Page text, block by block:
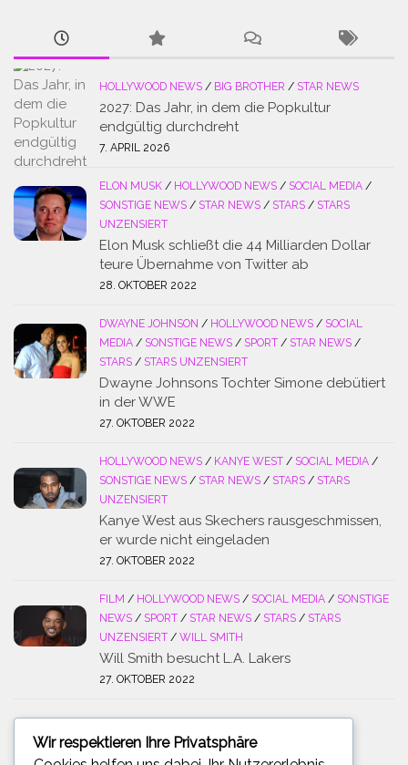
HOLLYWOOD NEWS / BIG BROTHER / STAR NEWS
2027: Das Jahr, in dem die Popkultur
endgültig durchdreht
7. APRIL 2026
ELON MUSK / HOLLYWOOD NEWS / SOCIAL MEDIA /
SONSTIGE NEWS / STAR NEWS / STARS / STARS
UNZENSIERT
Elon Musk schließt die 44 Milliarden Dollar
teure Übernahme von Twitter ab
28. OKTOBER 2022
DWAYNE JOHNSON / HOLLYWOOD NEWS / SOCIAL
MEDIA / SONSTIGE NEWS / SPORT / STAR NEWS /
STARS / STARS UNZENSIERT
Dwayne Johnsons Tochter Simone debütiert
in der WWE
27. OKTOBER 2022
HOLLYWOOD NEWS / KANYE WEST / SOCIAL MEDIA /
SONSTIGE NEWS / STAR NEWS / STARS / STARS
UNZENSIERT
Kanye West aus Skechers rausgeschmissen,
er wurde nicht eingeladen
27. OKTOBER 2022
FILM / HOLLYWOOD NEWS / SOCIAL MEDIA / SONSTIGE
NEWS / SPORT / STAR NEWS / STARS / STARS
UNZENSIERT / WILL SMITH
Will Smith besucht L.A. Lakers
27. OKTOBER 2022
SUCHE
Wir respektieren Ihre Privatsphäre